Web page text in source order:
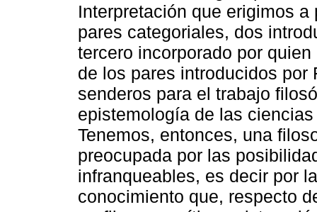
Interpretación que erigimos
pares categoriales, dos
tercero incorporado por
de los pares introducidos
senderos para el trabajo
epistemología de las
Tenemos, entonces, una
preocupada por las
infranqueables, es decir por
conocimiento que, respecto